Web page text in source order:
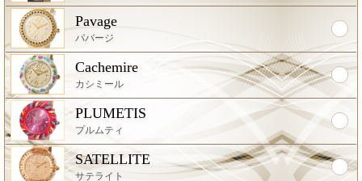
Pavage
パバージ
Cachemire
カシミール
PLUMETIS
プルムティ
SATELLITE
サテライト